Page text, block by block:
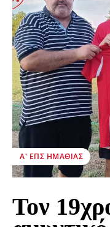
Α' ΕΠΣ ΗΜΑΘΊΑΣ
Τον